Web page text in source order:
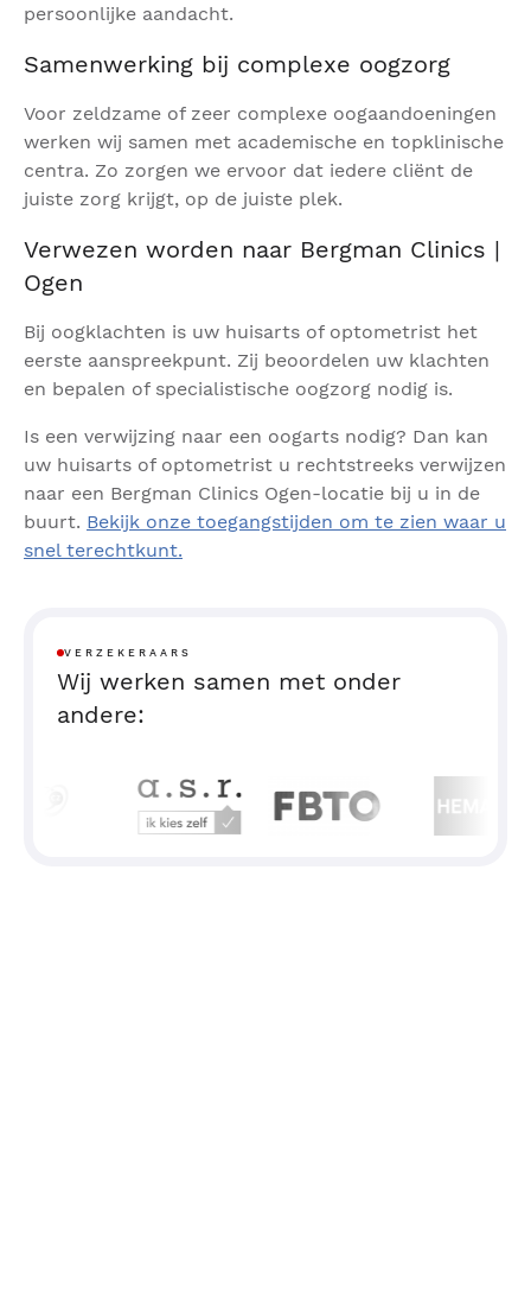
persoonlijke aandacht.
Samenwerking bij complexe oogzorg
Voor zeldzame of zeer complexe oogaandoeningen
werken wij samen met academische en topklinische
centra. Zo zorgen we ervoor dat iedere cliënt de
juiste zorg krijgt, op de juiste plek.
Verwezen worden naar Bergman Clinics |
Ogen
Bij oogklachten is uw huisarts of optometrist het
eerste aanspreekpunt. Zij beoordelen uw klachten
en bepalen of specialistische oogzorg nodig is.
Is een verwijzing naar een oogarts nodig? Dan kan
uw huisarts of optometrist u rechtstreeks verwijzen
naar een Bergman Clinics Ogen-locatie bij u in de
buurt. Bekijk onze toegangstijden om te zien waar u
snel terechtkunt.
VERZEKERAARS
Wij werken samen met onder
andere: